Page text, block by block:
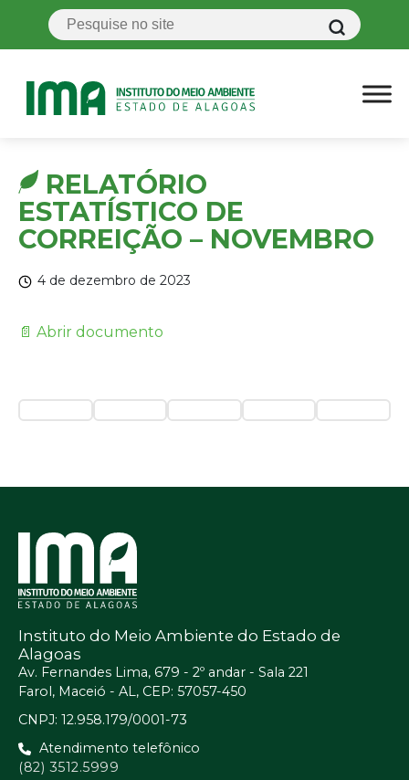
RELATÓRIO
ESTATÍSTICO DE
CORREIÇÃO – NOVEMBRO
4 de dezembro de 2023
📄 Abrir documento
Instituto do Meio Ambiente do Estado de
Alagoas
Av. Fernandes Lima, 679 - 2º andar - Sala 221
Farol, Maceió - AL, CEP: 57057-450
CNPJ: 12.958.179/0001-73
Atendimento telefônico
(82) 3512.5999